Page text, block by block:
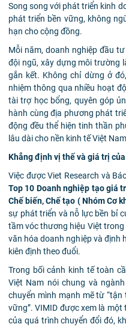
Song song với phát triển kinh
phát triển bền vững, không
hạn cho cộng đồng.
Mỗi năm, doanh nghiệp đầu
đội ngũ, xây dựng môi trường
gắn kết. Không chỉ dừng ở
nhiệm thông qua nhiều hoạt
tài trợ học bổng, quyên góp
hành cùng địa phương phát
động đều thể hiện tinh thần
lâu dài cho nền kinh tế Việt
Khẳng định vị thế và giá trị
Việc được Viet Research và
Top 10 Doanh nghiệp tạo giá
Chế biến, Chế tạo ( Nhóm Cơ
sự phát triển và nỗ lực bền bỉ
tầm vóc thương hiệu Việt
văn hóa doanh nghiệp và định
kiên định theo đuổi.
Trong bối cảnh kinh tế toàn
Việt Nam nói chung và
chuyển mình mạnh mẽ từ “tận
vững”. VIMID được xem là
của quá trình chuyển đổi đó,